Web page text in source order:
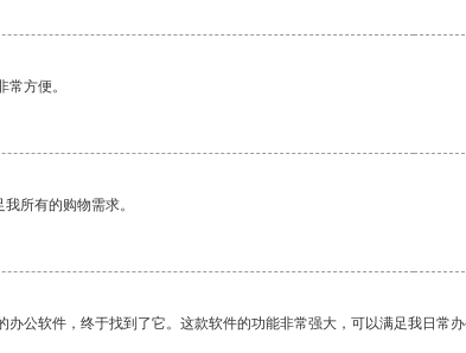
方便。
所有的购物需求。
公软件，终于找到了它。这款软件的功能非常强大，可以满足我日常